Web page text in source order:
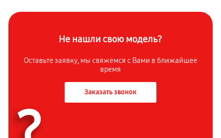
Не нашли свою модель?
Оставьте заявку, мы свяжемся с Вами в ближайшее
время
Заказать звонок